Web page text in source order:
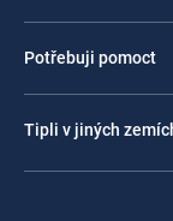
Potřebuji pomoct
Tipli v jiných